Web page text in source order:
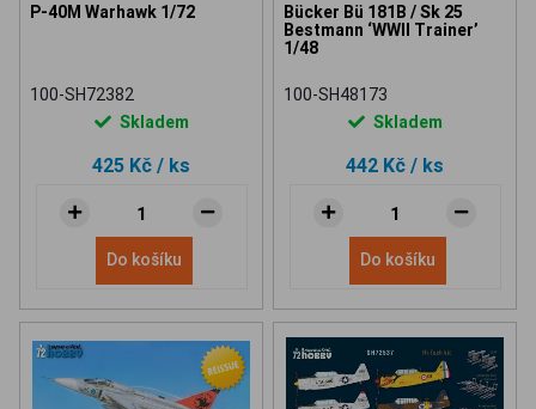
P-40M Warhawk 1/72
100-SH72382
Skladem
425 Kč / ks
Do košíku
Bücker Bü 181B / Sk 25
Bestmann ‘WWII Trainer’
1/48
100-SH48173
Skladem
442 Kč / ks
Do košíku